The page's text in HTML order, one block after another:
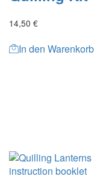
14,50 €
In den Warenkorb